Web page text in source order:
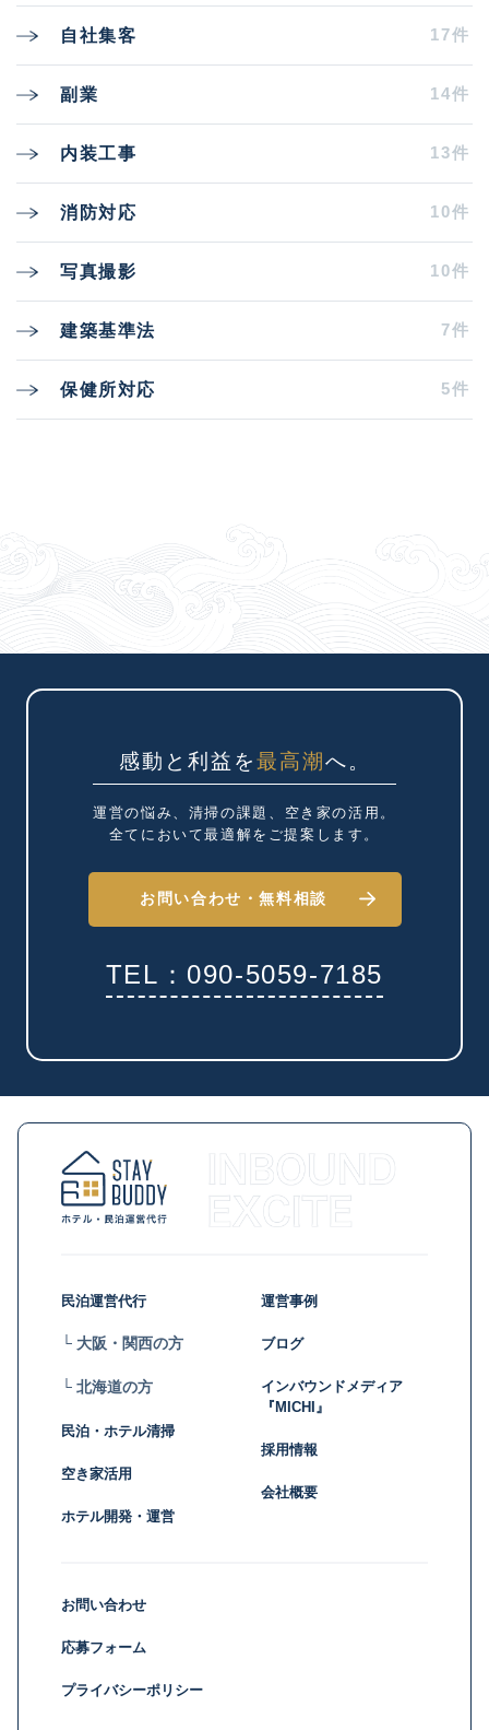
自社集客 17件
副業 14件
内装工事 13件
消防対応 10件
写真撮影 10件
建築基準法 7件
保健所対応 5件
感動と利益を最高潮へ。
運営の悩み、清掃の課題、 空き家の活用。
全てにおいて最適解を ご提案します。
お問い合わせ・無料相談
TEL：090-5059-7185
民泊運営代行
└ 大阪・関西の方
└ 北海道の方
民泊・ホテル清掃
空き家活用
ホテル開発・運営
運営事例
ブログ
インバウンドメディア
『MICHI』
採用情報
会社概要
お問い合わせ
応募フォーム
プライバシーポリシー